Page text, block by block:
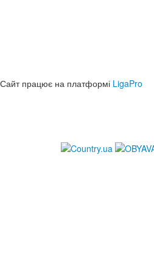
Сайт працює на платформі LigaPro